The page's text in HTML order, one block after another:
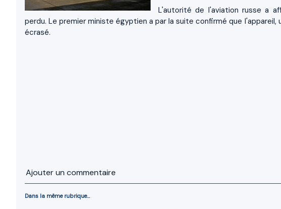
L'autorité de l'aviation russe a
perdu. Le premier ministe égyptien a par la suite confirmé que l'appareil,
écrasé.
Ajouter un commentaire
Dans la même rubrique...